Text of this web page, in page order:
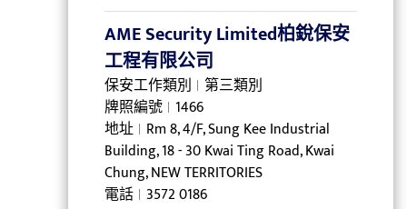
AME Security Limited柏銳保安
工程有限公司
保安工作類別 第三類別
牌照編號 1466
地址 Rm 8, 4/F, Sung Kee Industrial
Building, 18 - 30 Kwai Ting Road, Kwai
Chung, NEW TERRITORIES
電話 3572 0186